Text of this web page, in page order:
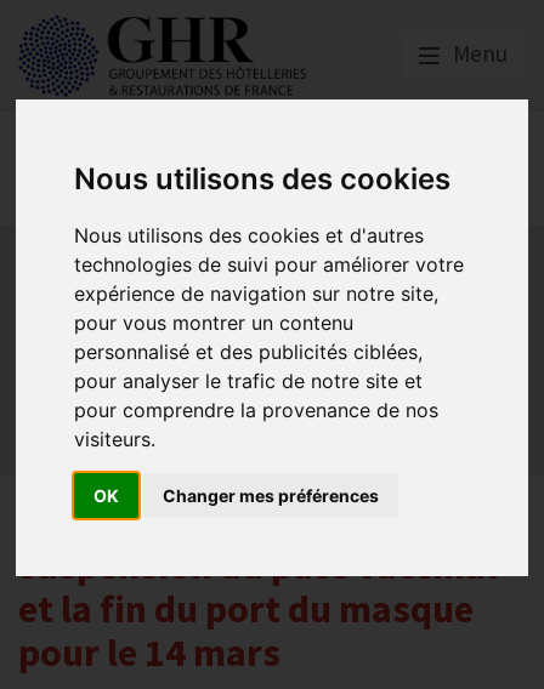
Nous utilisons des cookies
Nous utilisons des cookies et d'autres
technologies de suivi pour améliorer votre
expérience de navigation sur notre site,
pour vous montrer un contenu
personnalisé et des publicités ciblées,
pour analyser le trafic de notre site et
pour comprendre la provenance de nos
visiteurs.
OK Changer mes préférences
Menu
COVID-19
Activité partielle Social Banques
Assurances
Plan Relance Tourisme
Economie de trésorerie
Communication GNI
Sacem
Titres restaurant
Initiatives
Réglementation Fonds de Solidarité
Urssaf La reprise
Aides de l’état
Relations clients & OTA
Agirc-Arrco
Discothèques
Pass sanitaire/vaccinal
Jean Castex annonce la
suspension du pass vaccinal
et la fin du port du masque
pour le 14 mars